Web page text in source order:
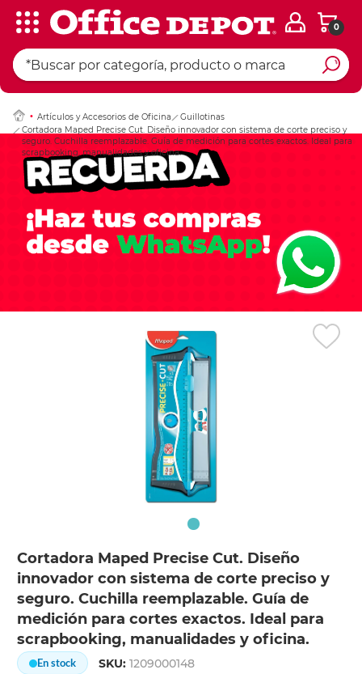
0
Artículos y Accesorios de Oficina
Guillotinas
Cortadora Maped Precise Cut. Diseño innovador con sistema de corte preciso y
seguro. Cuchilla reemplazable. Guía de medición para cortes exactos. Ideal para
scrapbooking, manualidades y oficina.
Cortadora Maped Precise Cut. Diseño
innovador con sistema de corte preciso y
seguro. Cuchilla reemplazable. Guía de
medición para cortes exactos. Ideal para
scrapbooking, manualidades y oficina.
En stock SKU:1209000148
Ingresar Codigo